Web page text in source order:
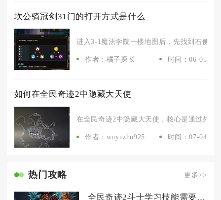
坎公骑冠剑31门的打开方式是什么
进入3-1魔法学院一楼地图后，先找到右侧封
作者：橘子探长 时间：06-05
如何在全民奇迹2中隐藏大天使
在全民奇迹2中隐藏大天使，核心是通过外观
作者：wuyuzhu925 时间：07-04
热门攻略 更多>>
全民奇迹2斗士学习技能需要消耗什么资源